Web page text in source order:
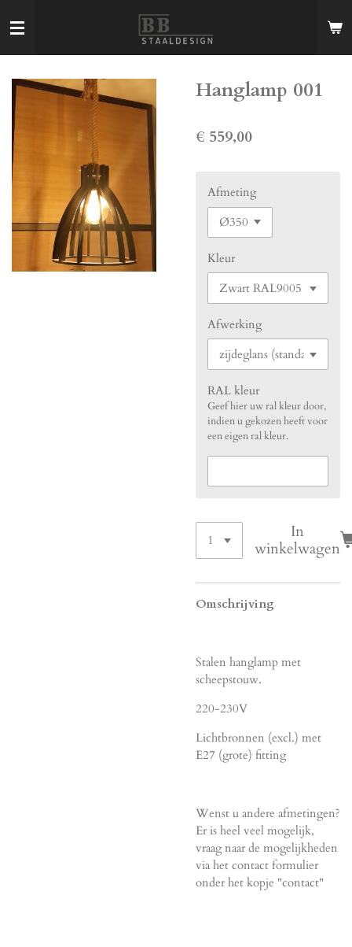
direct
hoofdinhoud
Hanglamp 001
€ 559,00
Afmeting
Kleur
Afwerking
RAL kleur
Geef hier uw ral kleur door,
indien u gekozen heeft voor
een eigen ral kleur.
In
winkelwagen
Omschrijving
Stalen hanglamp met
scheepstouw.
220-230V
Lichtbronnen (excl.) met
E27 (grote) fitting
Wenst u andere afmetingen?
Er is heel veel mogelijk,
vraag naar de mogelijkheden
via het contact formulier
onder het kopje "contact"